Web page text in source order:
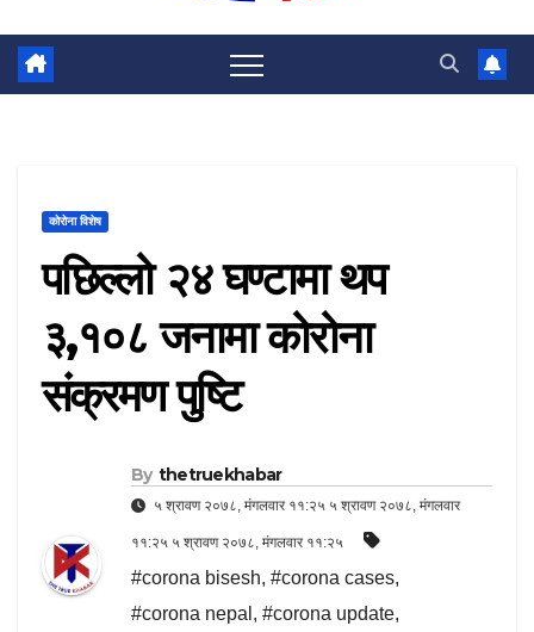
कोरोना विशेष
पछिल्लो २४ घण्टामा थप
३,१०८ जनामा कोरोना
संक्रमण पुष्टि
By thetruekhabar
५ श्रावण २०७८, मंगलवार ११:२५ ५ श्रावण २०७८, मंगलवार
११:२५ ५ श्रावण २०७८, मंगलवार ११:२५
#corona bisesh, #corona cases,
#corona nepal , #corona update,